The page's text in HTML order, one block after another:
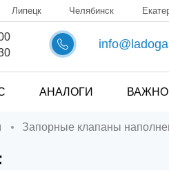
Липецк Челябинск
АНАЛОГИ ВАЖНО
Запорные клапаны